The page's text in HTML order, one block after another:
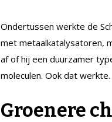
Ondertussen werkte de
met metaalkatalysatoren,
af of hij een duurzamer
moleculen. Ook dat
Groenere